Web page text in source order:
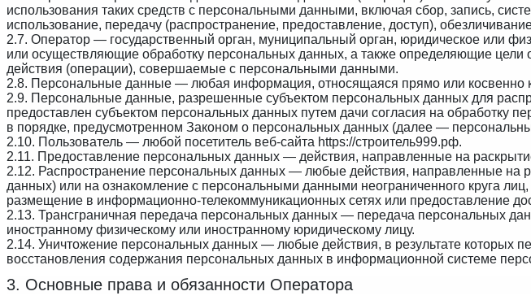
использования таких средств с персональными данными, включая сбор, запись,
использование, передачу (распространение, предоставление, доступ),
2.7. Оператор — государственный орган, муниципальный орган, юридическое или
или осуществляющие обработку персональных данных, а также определяющие
действия (операции), совершаемые с персональными данными.
2.8. Персональные данные — любая информация, относящаяся прямо или косвенно
2.9. Персональные данные, разрешенные субъектом персональных данных для
предоставлен субъектом персональных данных путем дачи согласия на обработку
в порядке, предусмотренном Законом о персональных данных (далее —
2.10. Пользователь — любой посетитель веб-сайта https://строитель999.рф.
2.11. Предоставление персональных данных — действия, направленные на
2.12. Распространение персональных данных — любые действия, направленные на
данных) или на ознакомление с персональными данными неограниченного круга
размещение в информационно-телекоммуникационных сетях или предоставление
2.13. Трансграничная передача персональных данных — передача персональных
иностранному физическому или иностранному юридическому лицу.
2.14. Уничтожение персональных данных — любые действия, в результате которых
восстановления содержания персональных данных в информационной системе
3. Основные права и обязанности Оператора